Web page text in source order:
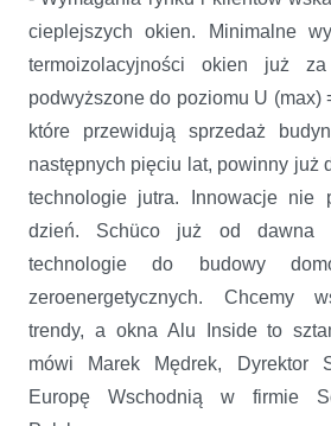
cieplejszych okien. Minimalne
termoizolacyjności okien już
podwyższone do poziomu U (max)
które przewidują sprzedaż
następnych pięciu lat, powinny już
technologie jutra. Innowacje nie
dzień. Schüco już od dawna
technologie do budowy
zeroenergetycznych. Chcemy
trendy, a okna Alu Inside to
mówi Marek Mędrek, Dyrektor
Europę Wschodnią w firmie